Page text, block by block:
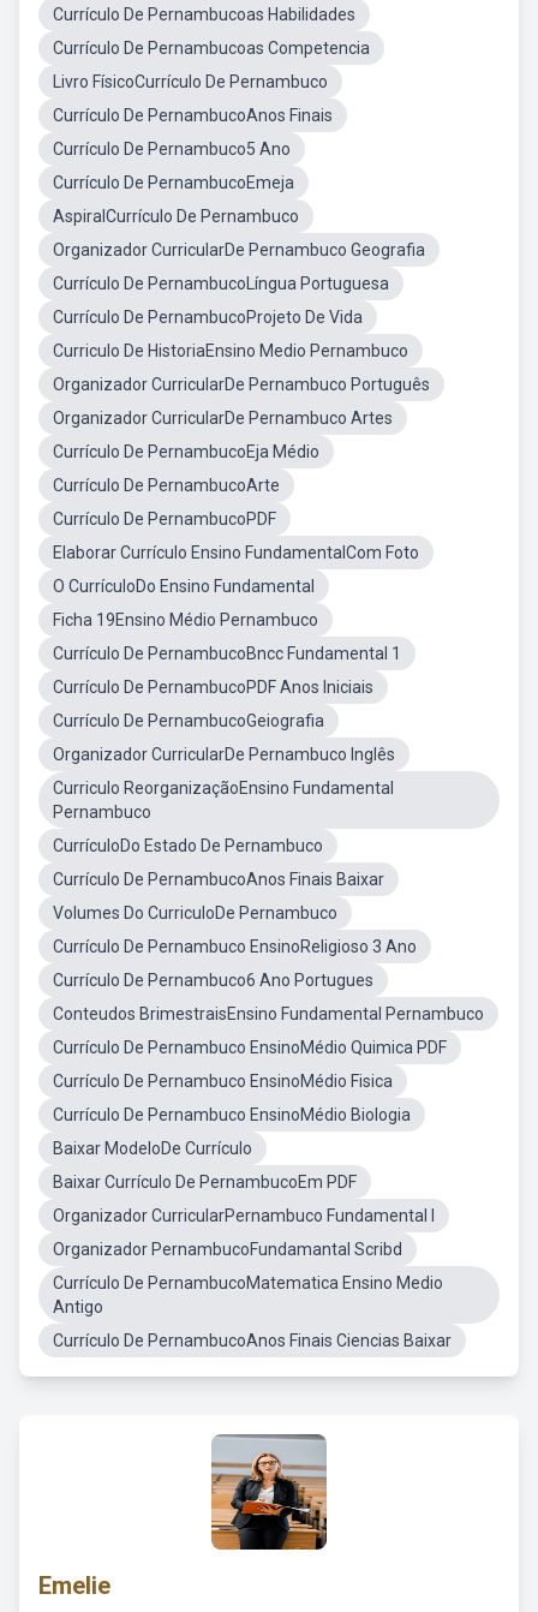
Currículo De Pernambucoas Habilidades
Currículo De Pernambucoas Competencia
Livro FísicoCurrículo De Pernambuco
Currículo De PernambucoAnos Finais
Currículo De Pernambuco5 Ano
Currículo De PernambucoEmeja
AspiralCurrículo De Pernambuco
Organizador CurricularDe Pernambuco Geografia
Currículo De PernambucoLíngua Portuguesa
Currículo De PernambucoProjeto De Vida
Curriculo De HistoriaEnsino Medio Pernambuco
Organizador CurricularDe Pernambuco Português
Organizador CurricularDe Pernambuco Artes
Currículo De PernambucoEja Médio
Currículo De PernambucoArte
Currículo De PernambucoPDF
Elaborar Currículo Ensino FundamentalCom Foto
O CurrículoDo Ensino Fundamental
Ficha 19Ensino Médio Pernambuco
Currículo De PernambucoBncc Fundamental 1
Currículo De PernambucoPDF Anos Iniciais
Currículo De PernambucoGeiografia
Organizador CurricularDe Pernambuco Inglês
Curriculo ReorganizaçãoEnsino Fundamental
Pernambuco
CurrículoDo Estado De Pernambuco
Currículo De PernambucoAnos Finais Baixar
Volumes Do CurriculoDe Pernambuco
Currículo De Pernambuco EnsinoReligioso 3 Ano
Currículo De Pernambuco6 Ano Portugues
Conteudos BrimestraisEnsino Fundamental Pernambuco
Currículo De Pernambuco EnsinoMédio Quimica PDF
Currículo De Pernambuco EnsinoMédio Fisica
Currículo De Pernambuco EnsinoMédio Biologia
Baixar ModeloDe Currículo
Baixar Currículo De PernambucoEm PDF
Organizador CurricularPernambuco Fundamental I
Organizador PernambucoFundamantal Scribd
Currículo De PernambucoMatematica Ensino Medio
Antigo
Currículo De PernambucoAnos Finais Ciencias Baixar
Emelie